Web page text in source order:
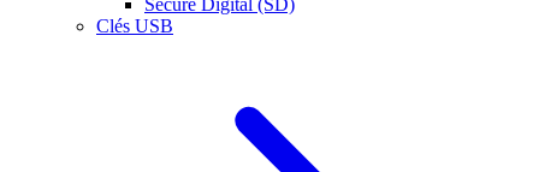
Secure Digital (SD)
Clés USB